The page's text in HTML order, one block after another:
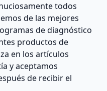
todos
de las mejores
de diagnóstico
productos de
en los artículos
y aceptamos
de recibir el